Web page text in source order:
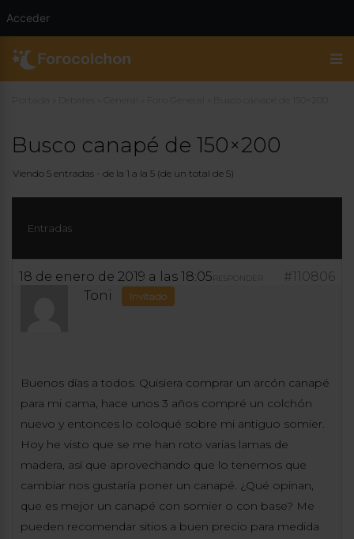
Busco canapé de 150×200
Viendo 5 entradas - de la 1 a la 5 (de un total de 5)
Entradas
18 de enero de 2019 a las 18:05 #110806
RESPONDER
Toni Invitado
Buenos días a todos. Quisiera comprar un arcón canapé
para mi cama, hace unos 3 años compré un colchón
nuevo y entonces lo coloqué sobre mi antiguo somier.
Hoy he visto que se me han roto varias lamas de
madera, así que aprovechando que lo tenemos que
cambiar nos gustaría poner un canapé. ¿Qué opinan,
que es mejor un canapé con somier o con base? Me
pueden recomendar sitios a buen precio para medida
Acceder